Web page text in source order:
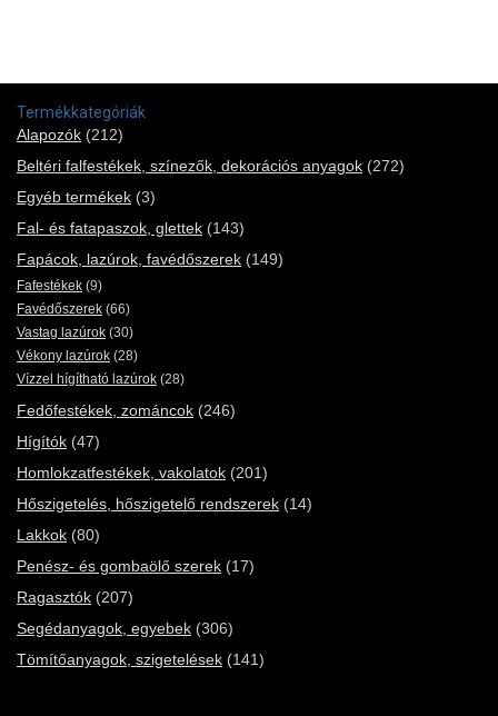
Termékkategóriák
Alapozók (212)
Beltéri falfestékek, színezők, dekorációs anyagok (272)
Egyéb termékek (3)
Fal- és fatapaszok, glettek (143)
Fapácok, lazúrok, favédőszerek (149)
Fafestékek (9)
Favédőszerek (66)
Vastag lazúrok (30)
Vékony lazúrok (28)
Vízzel hígítható lazúrok (28)
Fedőfestékek, zománcok (246)
Hígítók (47)
Homlokzatfestékek, vakolatok (201)
Hőszigetelés, hőszigetelő rendszerek (14)
Lakkok (80)
Penész- és gombaölő szerek (17)
Ragasztók (207)
Segédanyagok, egyebek (306)
Tömítőanyagok, szigetelések (141)